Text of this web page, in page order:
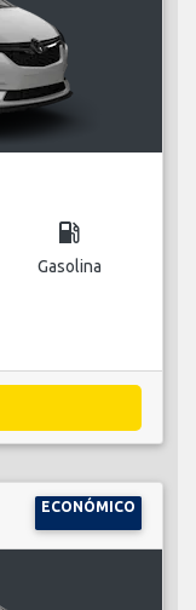
local_gas_station
Gasolina
ECONÓMICO